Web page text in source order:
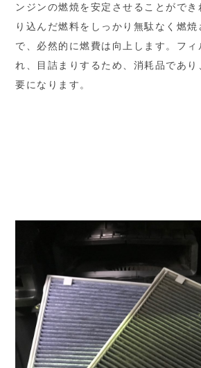
ンジンの燃焼を安定させることがで
り込んだ燃料をしっかり無駄なく燃
で、必然的に燃費は向上します。フ
れ、目詰まりするため、消耗品であ
要になります。